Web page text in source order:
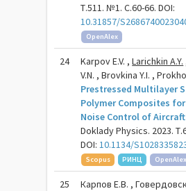
Т.511. №1. С.60-66. DOI:
10.31857/
OpenAlex
24 Karpov E.V. ,Larichkin A.Y.
V.N. , Brovkina Y.I. ,
Prestressed Multilayer
Polymer Composites
Noise Control of Aircraft
Doklady Physics. 2023.
DOI:10.1134/
Scopus
РИНЦ OpenAlex
25
Карпов Е.В. ,